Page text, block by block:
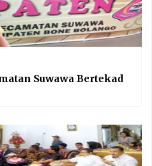
Suwawa Bertekad